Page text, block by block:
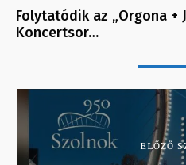
Folytatódik az „Orgona +
Koncertsor…
ELŐZŐ